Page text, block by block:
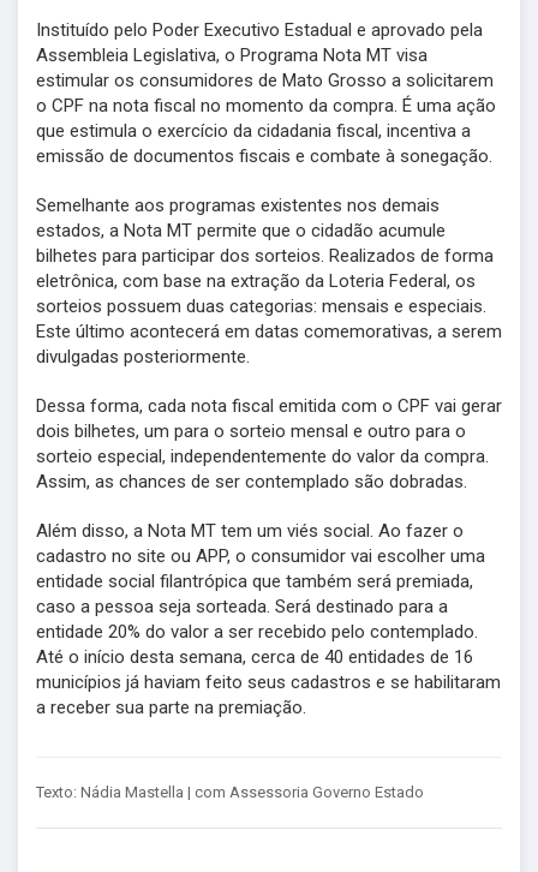
Instituído pelo Poder Executivo Estadual e aprovado pela
Assembleia Legislativa, o Programa Nota MT visa
estimular os consumidores de Mato Grosso a solicitarem
o CPF na nota fiscal no momento da compra. É uma ação
que estimula o exercício da cidadania fiscal, incentiva a
emissão de documentos fiscais e combate à sonegação.
Semelhante aos programas existentes nos demais
estados, a Nota MT permite que o cidadão acumule
bilhetes para participar dos sorteios. Realizados de forma
eletrônica, com base na extração da Loteria Federal, os
sorteios possuem duas categorias: mensais e especiais.
Este último acontecerá em datas comemorativas, a serem
divulgadas posteriormente.
Dessa forma, cada nota fiscal emitida com o CPF vai gerar
dois bilhetes, um para o sorteio mensal e outro para o
sorteio especial, independentemente do valor da compra.
Assim, as chances de ser contemplado são dobradas.
Além disso, a Nota MT tem um viés social. Ao fazer o
cadastro no site ou APP, o consumidor vai escolher uma
entidade social filantrópica que também será premiada,
caso a pessoa seja sorteada. Será destinado para a
entidade 20% do valor a ser recebido pelo contemplado.
Até o início desta semana, cerca de 40 entidades de 16
municípios já haviam feito seus cadastros e se habilitaram
a receber sua parte na premiação.
Texto: Nádia Mastella | com Assessoria Governo Estado